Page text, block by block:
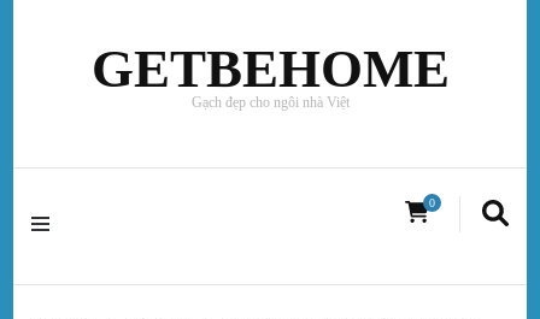
GETBEHOME
Gạch đẹp cho ngôi nhà Việt
0